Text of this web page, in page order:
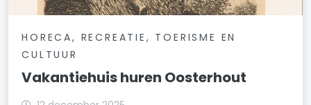
HORECA, RECREATIE, TOERISME EN
CULTUUR
Vakantiehuis huren Oosterhout